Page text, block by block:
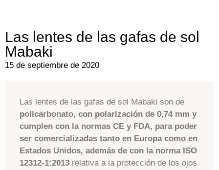
Las lentes de las gafas de sol
Mabaki
15 de septiembre de 2020
Las lentes de las gafas de sol Mabaki son de
policarbonato, con polarización de 0,74 mm y
cumplen con la normas CE y FDA, para poder
ser comercializadas tanto en Europa como en
Estados Unidos, además de con la norma ISO
12312-1:2013 relativa a la protección de los ojos